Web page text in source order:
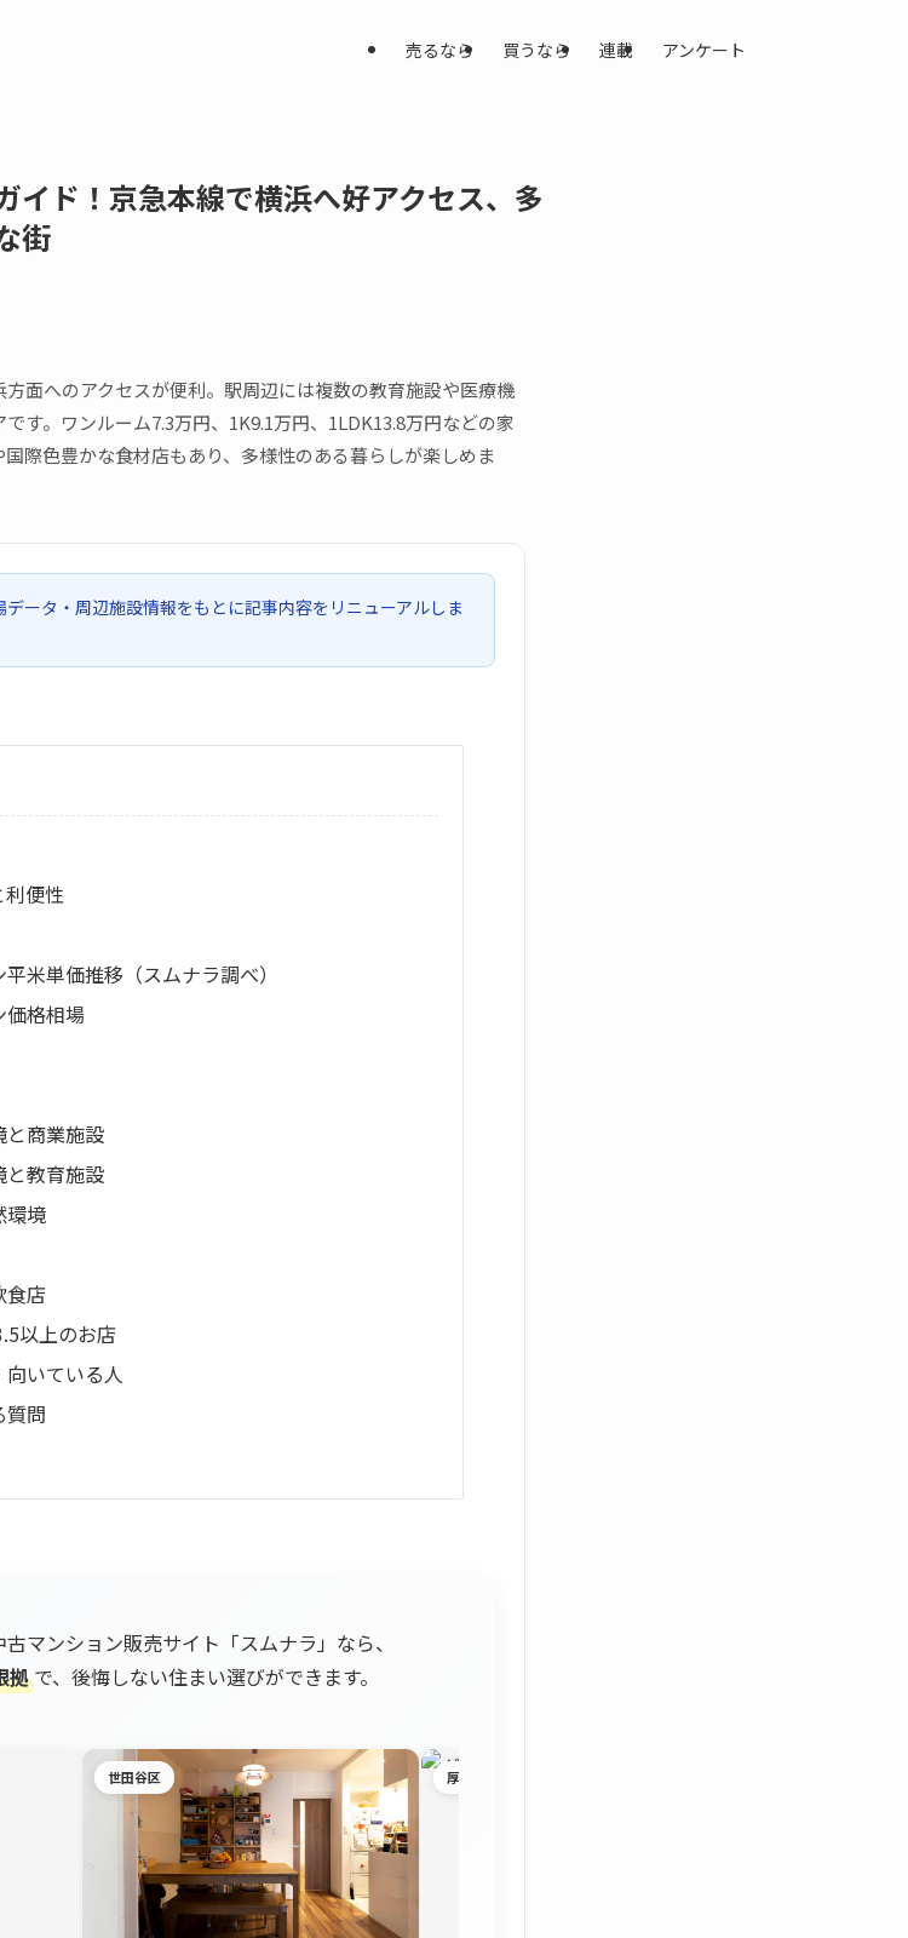
売るなら 買うなら 連載 アンケート
イド！京急本線で横浜へ好アクセス、多
街
面へのアクセスが便利。駅周辺には複数の教育施設や医療機
す。ワンルーム7.3万円、1K9.1万円、1LDK13.8万円などの家
際色豊かな食材店もあり、多様性のある暮らしが楽しめま
ータ・周辺施設情報をもとに記事内容をリニューアルしま
利便性
米単価推移（スムナラ調べ）
価格相場
と商業施設
と教育施設
環境
食店
以上のお店
いている人
質問
マンション販売サイト「スムナラ」なら、
拠で、後悔しない住まい選びができます。
世田谷区 厚木市